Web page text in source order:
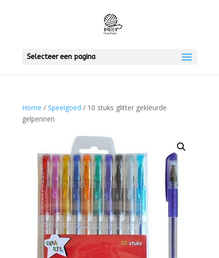
Selecteer een pagina
Home / Speelgoed / 10 stuks glitter gekleurde
gelpennen